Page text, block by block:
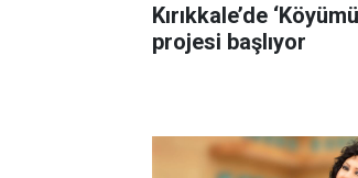
Kırıkkale’de
projesi başlıyor